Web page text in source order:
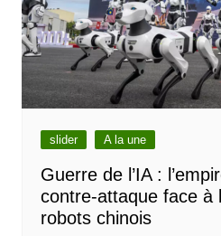
slider A la une
Guerre de l’IA :
contre-attaque face à
robots chinois